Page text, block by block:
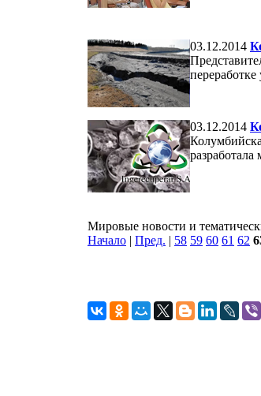
03.12.2014
переработке
03.12.2014
Мировые новости и
Начало | Пред. | 58 59 60 61 62